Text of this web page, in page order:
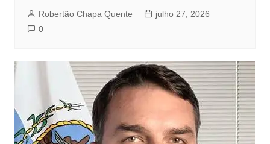
Robertão Chapa Quente
julho 27, 2026
0